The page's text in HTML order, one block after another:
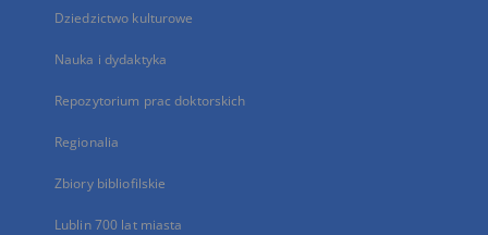
Dziedzictwo kulturowe
Nauka i dydaktyka
Repozytorium prac doktorskich
Regionalia
Zbiory bibliofilskie
Lublin 700 lat miasta